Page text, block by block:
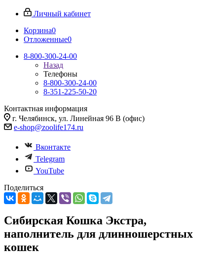
Личный кабинет
Корзина0
Отложенные0
8-800-300-24-00
Назад
Телефоны
8-800-300-24-00
8-351-225-50-20
Контактная информация
г. Челябинск, ул. Линейная 96 В (офис)
e-shop@zoolife174.ru
Вконтакте
Telegram
YouTube
Поделиться
Сибирская Кошка Экстра,
наполнитель для длинношерстных
кошек